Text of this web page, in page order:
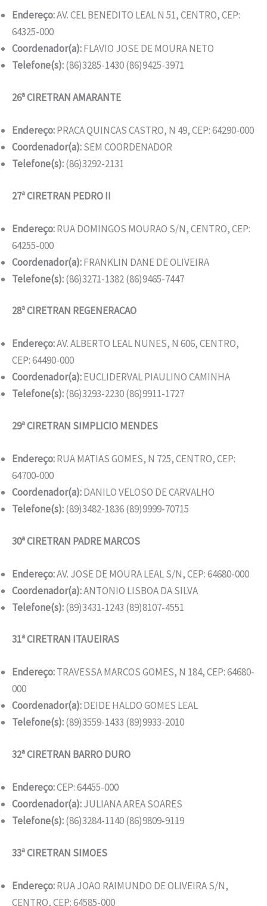
Endereço:AV. CEL BENEDITO LEAL N 51, CENTRO, CEP:
64325-000
Coordenador(a):FLAVIO JOSE DE MOURA NETO
Telefone(s):(86)3285-1430 (86)9425-3971
26ª CIRETRAN AMARANTE
Endereço:PRACA QUINCAS CASTRO, N 49, CEP: 64290-000
Coordenador(a):SEM COORDENADOR
Telefone(s):(86)3292-2131
27ª CIRETRAN PEDRO II
Endereço:RUA DOMINGOS MOURAO S/N, CENTRO, CEP:
64255-000
Coordenador(a):FRANKLIN DANE DE OLIVEIRA
Telefone(s):(86)3271-1382 (86)9465-7447
28ª CIRETRAN REGENERACAO
Endereço:AV. ALBERTO LEAL NUNES, N 606, CENTRO,
CEP: 64490-000
Coordenador(a):EUCLIDERVAL PIAULINO CAMINHA
Telefone(s):(86)3293-2230 (86)9911-1727
29ª CIRETRAN SIMPLICIO MENDES
Endereço:RUA MATIAS GOMES, N 725, CENTRO, CEP:
64700-000
Coordenador(a):DANILO VELOSO DE CARVALHO
Telefone(s):(89)3482-1836 (89)9999-70715
30ª CIRETRAN PADRE MARCOS
Endereço:AV. JOSE DE MOURA LEAL S/N, CEP: 64680-000
Coordenador(a):ANTONIO LISBOA DA SILVA
Telefone(s):(89)3431-1243 (89)8107-4551
31ª CIRETRAN ITAUEIRAS
Endereço:TRAVESSA MARCOS GOMES, N 184, CEP: 64680-
000
Coordenador(a):DEIDE HALDO GOMES LEAL
Telefone(s):(89)3559-1433 (89)9933-2010
32ª CIRETRAN BARRO DURO
Endereço:CEP: 64455-000
Coordenador(a):JULIANA AREA SOARES
Telefone(s):(86)3284-1140 (86)9809-9119
33ª CIRETRAN SIMOES
Endereço:RUA JOAO RAIMUNDO DE OLIVEIRA S/N,
CENTRO, CEP: 64585-000